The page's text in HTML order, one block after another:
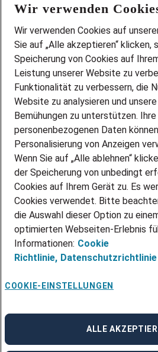
FAQ
Wir stellen ein!
DEINE BERUFSGRUPPE
DEINE LEBENSSITUATION
PARTNERSHIP WITH AIRBUS
INITIATIV BEWERBEN
ÜBER UNS
STANDORTE
BLOG
PRESSE
KONTAKT
@Adecco 2026
IMPRESSUM
DATENSCHUTZ
NUTZUNGSBEDINGUNGEN
COOKIE-RICHTLINIEN
BESCHWERDESTELLE
linkedinFacebook
Instagram
Wir verwenden
Wir verwenden Cookies auf
Sie auf „Alle akzeptieren“ klicken,
Speicherung von Cookies auf
Leistung unserer Website zu
Funktionalität zu verbessern, die
Website zu analysieren und
Bemühungen zu unterstützen. Ihre
personenbezogenen Daten
Personalisierung von Anzeigen
Wenn Sie auf „Alle ablehnen“
der Speicherung von unbedingt
Cookies auf Ihrem Gerät zu. Es
Cookies verwendet. Bitte
die Auswahl dieser Option zu
optimierten Webseiten-Erlebnis
Informationen: Cookie
Richtlinie, Datenschutzrichtlinie
COOKIE-EINSTELLUNGEN
ALLE